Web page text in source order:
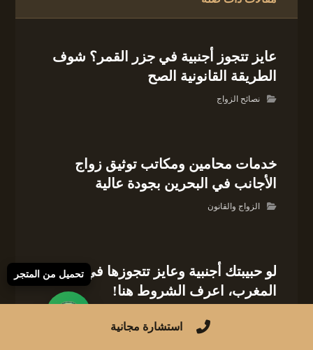
عايز تتجوز أجنبية في جزر القمر؟ شوف
الطريقة القانونية الصح
نصائح الزواج
خدمات محامين ومكاتب توثيق زواج
الأجانب في البحرين بجودة عالية
الزواج والقانون
لو حبيبتك أجنبية وعايز تتجوزها في
المغرب، اعرف الشروط هنا!
استشارة مجانية
تحميل من المتجر